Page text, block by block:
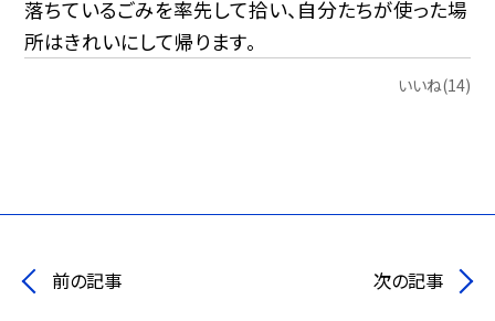
落ちているごみを率先して拾い、自分たちが使った場
所はきれいにして帰ります。
いいね(14)
前の記事 次の記事